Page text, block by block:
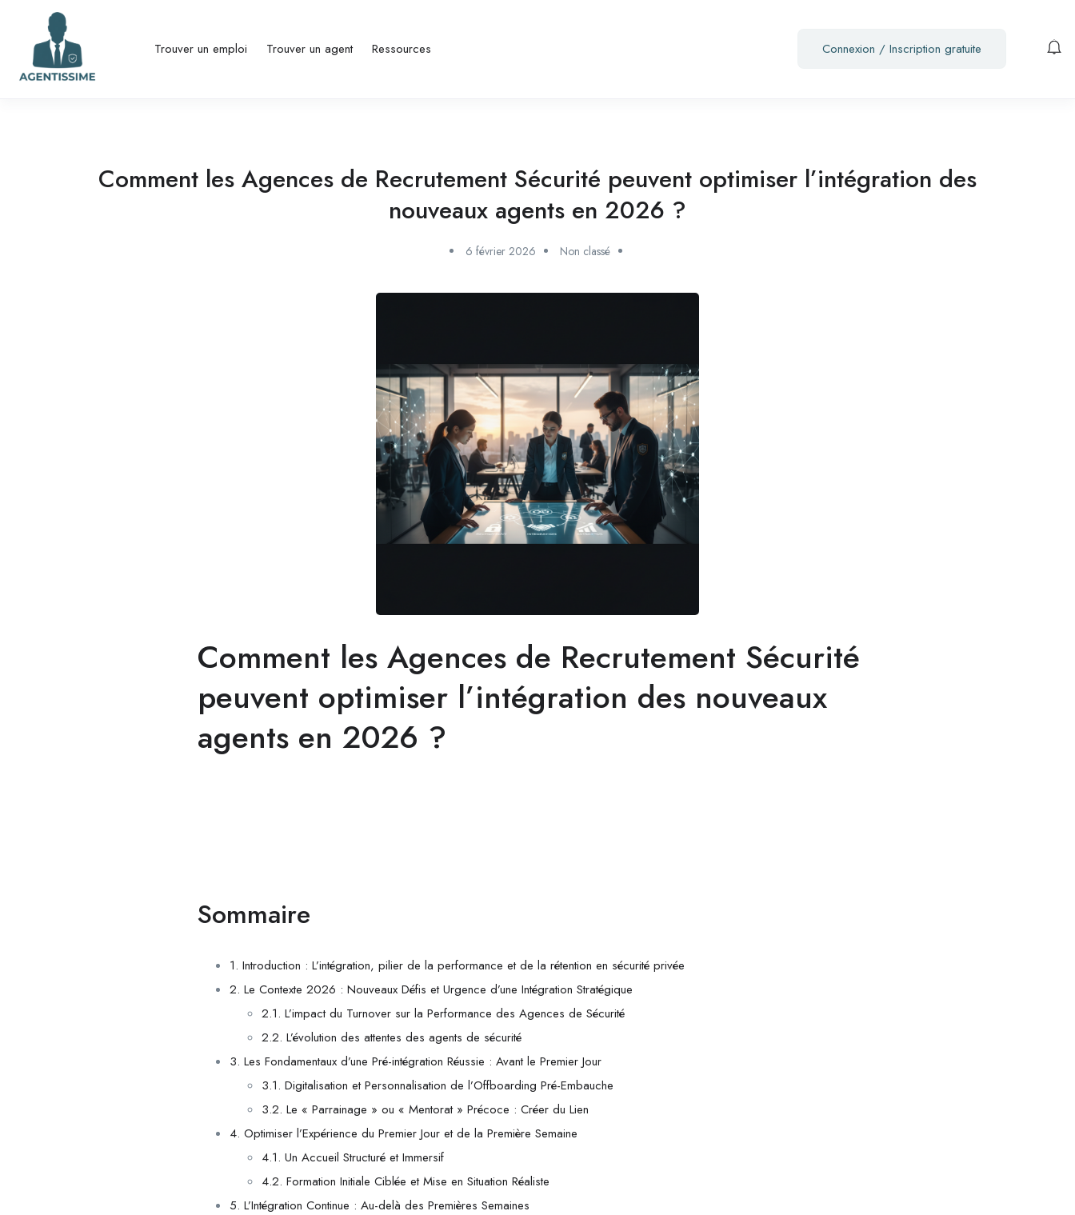
Trouver un emploi Trouver un agent Ressources Connexion / Inscription gratuite
Comment les Agences de Recrutement Sécurité peuvent optimiser l’intégration des
nouveaux agents en 2026 ?
6 février 2026 Non classé
Comment les Agences de Recrutement Sécurité
peuvent optimiser l’intégration des nouveaux
agents en 2026 ?
Sommaire
1. Introduction : L’intégration, pilier de la performance et de la rétention en sécurité privée
2. Le Contexte 2026 : Nouveaux Défis et Urgence d’une Intégration Stratégique
2.1. L’impact du Turnover sur la Performance des Agences de Sécurité
2.2. L’évolution des attentes des agents de sécurité
3. Les Fondamentaux d’une Pré-intégration Réussie : Avant le Premier Jour
3.1. Digitalisation et Personnalisation de l’Offboarding Pré-Embauche
3.2. Le « Parrainage » ou « Mentorat » Précoce : Créer du Lien
4. Optimiser l’Expérience du Premier Jour et de la Première Semaine
4.1. Un Accueil Structuré et Immersif
4.2. Formation Initiale Ciblée et Mise en Situation Réaliste
5. L’Intégration Continue : Au-delà des Premières Semaines